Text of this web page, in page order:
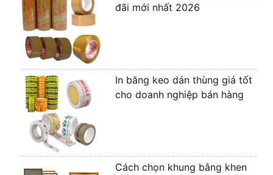
đãi mới nhất 2026
In băng keo dán thùng giá tốt
cho doanh nghiệp bán hàng
Cách chọn khung bằng khen